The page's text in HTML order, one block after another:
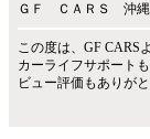
ＧＦ ＣＡＲＳ 沖縄
この度は、GF CARS
カーライフサポート
ビュー評価もありが